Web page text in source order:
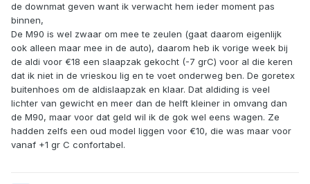
de downmat geven want ik verwacht hem ieder moment pas
binnen,
De M90 is wel zwaar om mee te zeulen (gaat daarom eigenlijk
ook alleen maar mee in de auto), daarom heb ik vorige week bij
de aldi voor €18 een slaapzak gekocht (-7 grC) voor al die keren
dat ik niet in de vrieskou lig en te voet onderweg ben. De goretex
buitenhoes om de aldislaapzak en klaar. Dat aldiding is veel
lichter van gewicht en meer dan de helft kleiner in omvang dan
de M90, maar voor dat geld wil ik de gok wel eens wagen. Ze
hadden zelfs een oud model liggen voor €10, die was maar voor
vanaf +1 gr C confortabel.